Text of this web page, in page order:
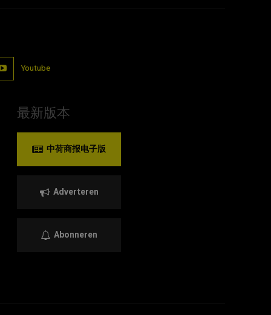
Youtube
最新版本
中荷商报电子版
Adverteren
Abonneren